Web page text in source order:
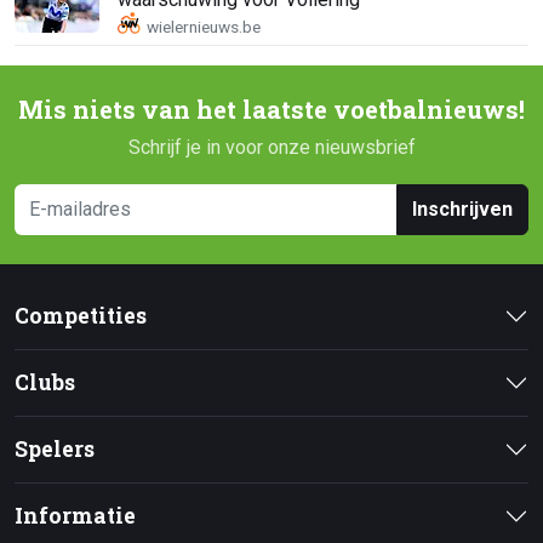
Mis niets van het laatste voetbalnieuws!
Schrijf je in voor onze nieuwsbrief
Inschrijven
Competities
Clubs
Spelers
Informatie